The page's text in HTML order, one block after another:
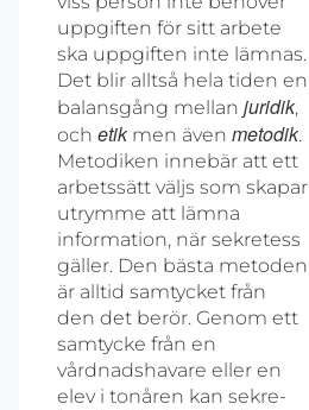
uppgiften för sitt arbete
ska uppgiften inte lämnas.
Det blir alltså hela tiden en
balansgång mellan juridik,
och etikmen även metodik.
Metodiken innebär att ett
arbetssätt väljs som skapar
utrymme att lämna
information, när sekretess
gäller. Den bästa metoden
är alltid samtycket från
den det berör. Genom ett
samtycke från en
vårdnadshavare eller en
elev i tonåren kan sekre­